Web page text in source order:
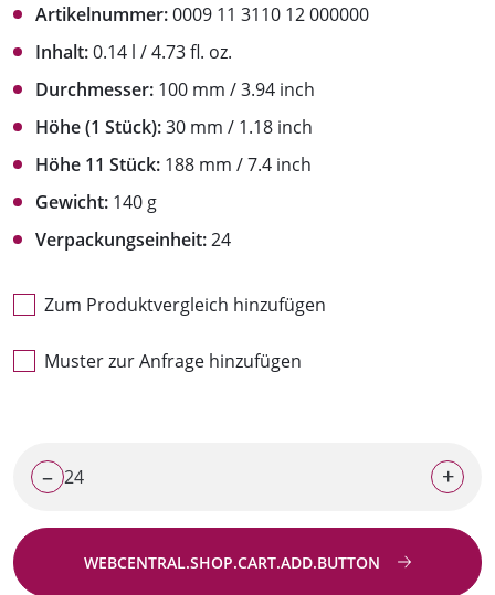
Artikelnummer:0009 11 3110 12 000000
Inhalt:0.14 l / 4.73 fl. oz.
Durchmesser: 100 mm / 3.94 inch
Höhe (1 Stück):30 mm / 1.18 inch
Höhe 11 Stück: 188 mm / 7.4 inch
Gewicht: 140 g
Verpackungseinheit:24
Zum Produktvergleich hinzufügen
Muster zur Anfrage hinzufügen
– +
WEBCENTRAL.SHOP.CART.ADD.BUTTON